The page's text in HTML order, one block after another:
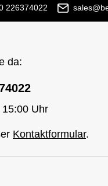
226374022
da:
Uhr
Kontaktformular.